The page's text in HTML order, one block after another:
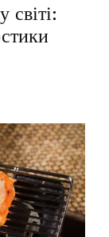
світі: